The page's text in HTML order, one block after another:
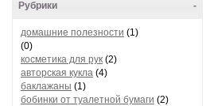
-
Рубрики
домашние полезности (1)
(0)
косметика для рук (2)
авторская кукла (4)
баклажаны (1)
бобинки от туалетной бумаги (2)